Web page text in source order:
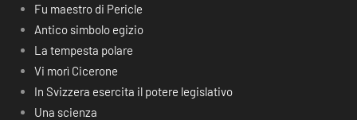
Fu maestro di Pericle
Antico simbolo egizio
La tempesta polare
Vi morì Cicerone
In Svizzera esercita il potere legislativo
Una scienza